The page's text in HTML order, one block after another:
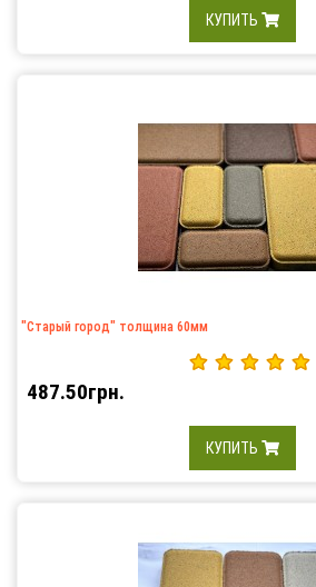
КУПИТЬ
"Старый город" толщина 60мм
487.50грн.
КУПИТЬ